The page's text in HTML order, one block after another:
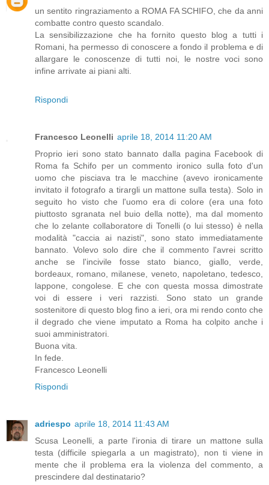
un sentito ringraziamento a ROMA FA SCHIFO, che da anni
combatte contro questo scandalo.
La sensibilizzazione che ha fornito questo blog a tutti i
Romani, ha permesso di conoscere a fondo il problema e di
allargare le conoscenze di tutti noi, le nostre voci sono
infine arrivate ai piani alti.
Rispondi
Francesco Leonelli aprile 18, 2014 11:20 AM
Proprio ieri sono stato bannato dalla pagina Facebook di
Roma fa Schifo per un commento ironico sulla foto d'un
uomo che pisciava tra le macchine (avevo ironicamente
invitato il fotografo a tirargli un mattone sulla testa). Solo in
seguito ho visto che l'uomo era di colore (era una foto
piuttosto sgranata nel buio della notte), ma dal momento
che lo zelante collaboratore di Tonelli (o lui stesso) è nella
modalità "caccia ai nazisti", sono stato immediatamente
bannato. Volevo solo dire che il commento l'avrei scritto
anche se l'incivile fosse stato bianco, giallo, verde,
bordeaux, romano, milanese, veneto, napoletano, tedesco,
lappone, congolese. E che con questa mossa dimostrate
voi di essere i veri razzisti. Sono stato un grande
sostenitore di questo blog fino a ieri, ora mi rendo conto che
il degrado che viene imputato a Roma ha colpito anche i
suoi amministratori.
Buona vita.
In fede.
Francesco Leonelli
Rispondi
adriespo aprile 18, 2014 11:43 AM
Scusa Leonelli, a parte l'ironia di tirare un mattone sulla
testa (difficile spiegarla a un magistrato), non ti viene in
mente che il problema era la violenza del commento, a
prescindere dal destinatario?